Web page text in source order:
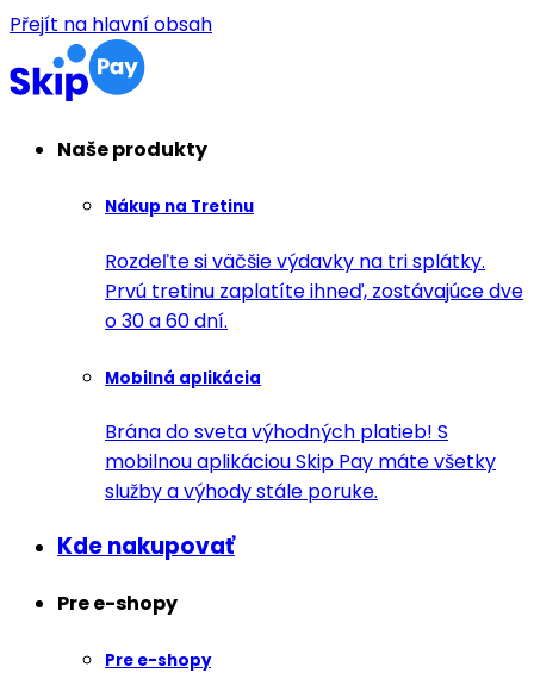
Přejít na hlavní obsah
Naše produkty
Nákup na Tretinu
Rozdeľte si väčšie výdavky na tri splátky.
Prvú tretinu zaplatíte ihneď, zostávajúce dve
o 30 a 60 dní.
Mobilná aplikácia
Brána do sveta výhodných platieb! S
mobilnou aplikáciou Skip Pay máte všetky
služby a výhody stále poruke.
Kde nakupovať
Pre e-shopy
Pre e-shopy